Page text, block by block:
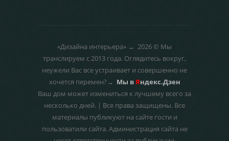
«Дизайна интерьера» → 2026© Мы
транслируем с 2013 года. Оглядитесь вокруг,
неужели Вас все устраивает и совершенно не
хочется перемен?→ Мы вЯндекс.Дзен
Ваш дом может измениться к лучшему всего за
несколько дней. | Все права защищены. Все
материалы публикуют на сайте гости и
пользоватили сайта. Администрация сайта не